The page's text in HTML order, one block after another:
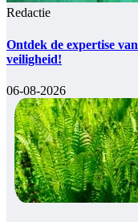
Redactie
Ontdek de expertise
veiligheid!
06-08-2026